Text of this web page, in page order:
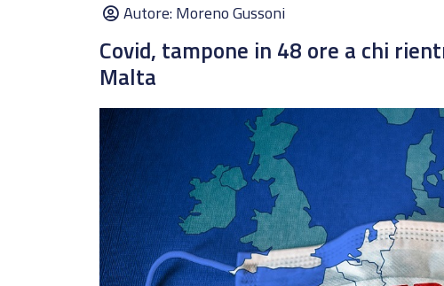
Autore:Moreno Gussoni
Covid, tampone in 48 ore a chi
Malta